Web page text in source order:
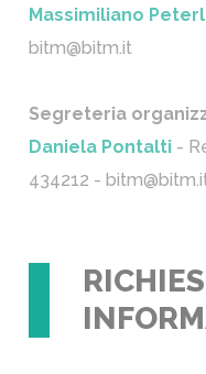
Massimiliano
bitm@bitm.it
Segreteria
Daniela Pontalti -
434212 -